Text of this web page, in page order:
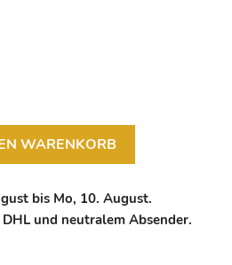
WARENKORB
bis Mo, 10. August.
und neutralem Absender.